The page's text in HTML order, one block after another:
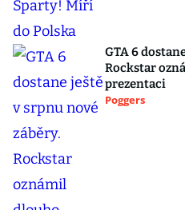
GTA 6
Rockstar
prezentaci
Poggers